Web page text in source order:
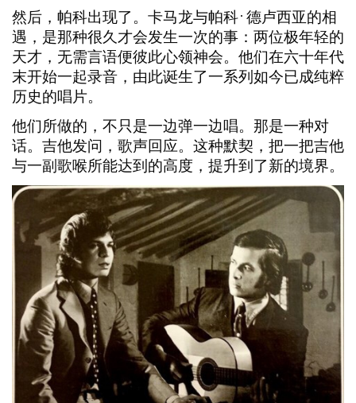
然后，帕科出现了。卡马龙与帕科·德卢西亚的相
遇，是那种很久才会发生一次的事：两位极年轻的
天才，无需言语便彼此心领神会。他们在六十年代
末开始一起录音，由此诞生了一系列如今已成纯粹
历史的唱片。
他们所做的，不只是一边弹一边唱。那是一种对
话。吉他发问，歌声回应。这种默契，把一把吉他
与一副歌喉所能达到的高度，提升到了新的境界。